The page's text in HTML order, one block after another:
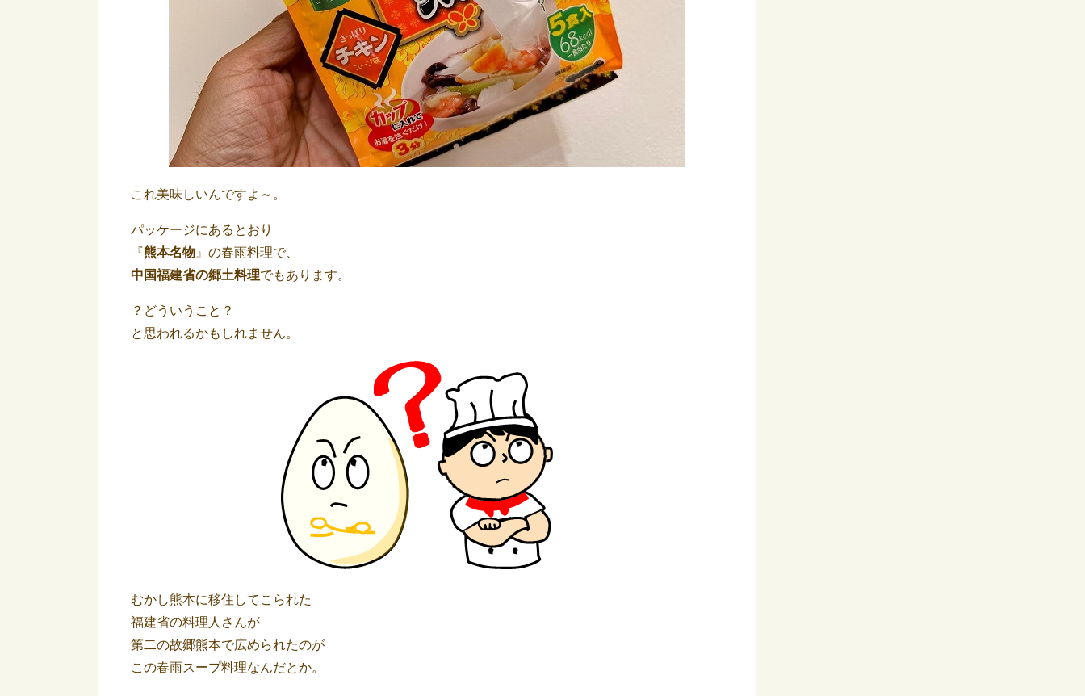
これ美味しいんですよ～。
パッケージにあるとおり
『熊本名物 』の春雨料理で、
中国福建省の郷土料理でもあります。
？どういうこと？
と思われるかもしれません。
むかし熊本に移住してこられた
福建省の料理人さんが
第二の故郷熊本で広められたのが
この春雨スープ料理なんだとか。